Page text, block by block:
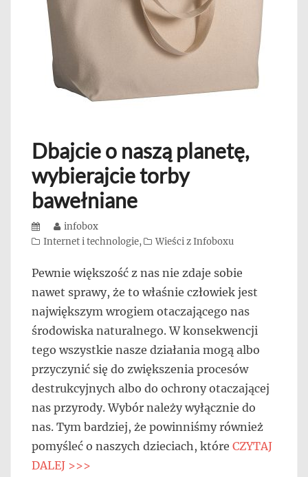
Dbajcie o naszą planetę,
wybierajcie torby
bawełniane
Posted
on
Author
infobox
Categories
Internet i technologie, Wieści z Infoboxu
Pewnie większość z nas nie zdaje sobie
nawet sprawy, że to właśnie człowiek jest
największym wrogiem otaczającego nas
środowiska naturalnego. W konsekwencji
tego wszystkie nasze działania mogą albo
przyczynić się do zwiększenia procesów
destrukcyjnych albo do ochrony otaczającej
nas przyrody. Wybór należy wyłącznie do
nas. Tym bardziej, że powinniśmy również
pomyśleć o naszych dzieciach, które CZYTAJ
DALEJ >>>